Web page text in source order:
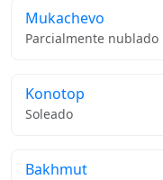
Mukachevo
Parcialmente nublado
Konotop
Soleado
Bakhmut